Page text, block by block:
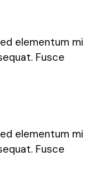
elementum mi
Fusce
elementum mi
Fusce